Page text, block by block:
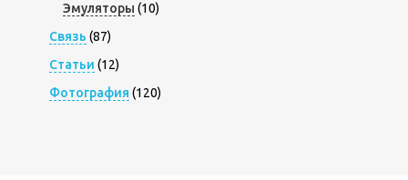
Эмуляторы (10)
Связь (87)
Статьи (12)
Фотография (120)